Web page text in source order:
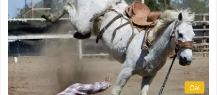
Cai